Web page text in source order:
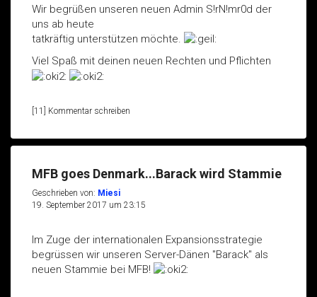
Wir begrüßen unseren neuen Admin S!rN!mr0d der
uns ab heute
tatkräftig unterstützen möchte.
Viel Spaß mit deinen neuen Rechten und Pflichten
[11] Kommentar schreiben
MFB goes Denmark...Barack wird Stammie
Geschrieben von: Miesi
19. September 2017 um 23:15
Im Zuge der internationalen Expansionsstrategie
begrüssen wir unseren Server-Dänen "Barack" als
neuen Stammie bei MFB!